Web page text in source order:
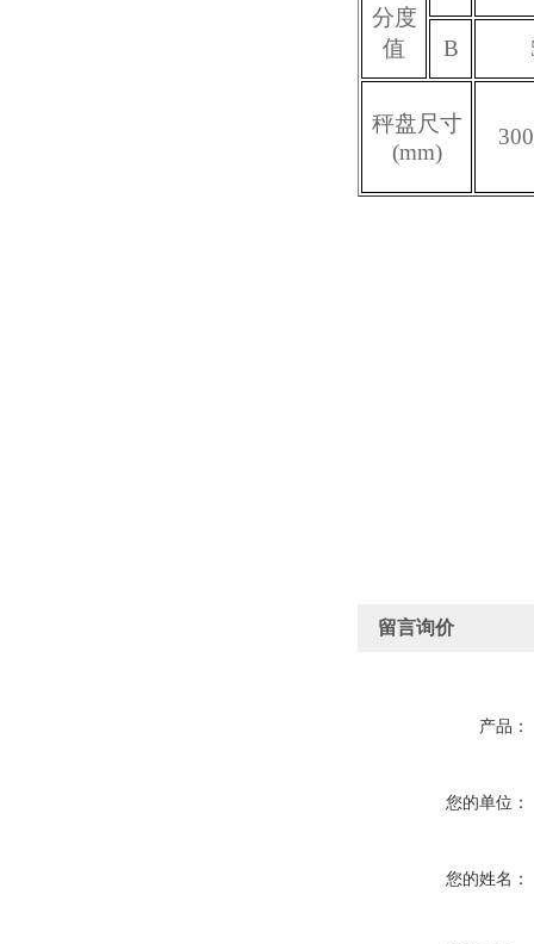
分度
值
B
秤盘尺寸
(mm)
留言询价
产品：
您的单位：
您的姓名：